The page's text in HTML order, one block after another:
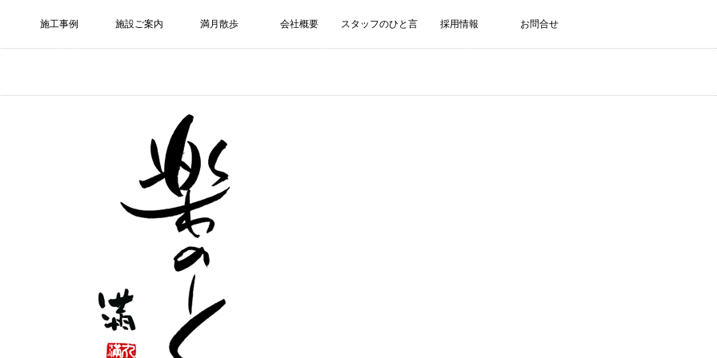
施工事例 施設ご案内 満月散歩 会社概要 スタッフのひと言 採用情報 お問合せ